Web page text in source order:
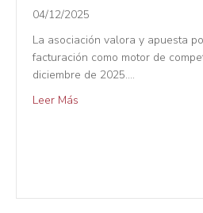
04/12/2025
La asociación valora y apuesta
facturación como motor de
diciembre de 2025.…
Leer Más